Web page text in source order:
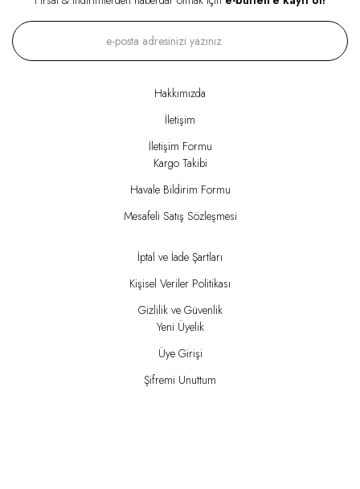
Hakkımızda
İletişim
İletişim Formu
Kargo Takibi
Havale Bildirim Formu
Mesafeli Satış Sözleşmesi
İptal ve İade Şartları
Kişisel Veriler Politikası
Gizlilik ve Güvenlik
Yeni Üyelik
Üye Girişi
Şifremi Unuttum